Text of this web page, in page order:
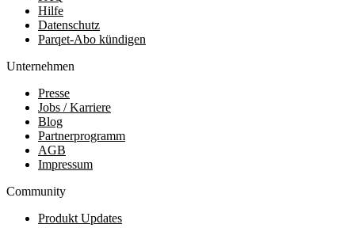
Hilfe
Datenschutz
Parqet-Abo kündigen
Unternehmen
Presse
Jobs / Karriere
Blog
Partnerprogramm
AGB
Impressum
Community
Produkt Updates